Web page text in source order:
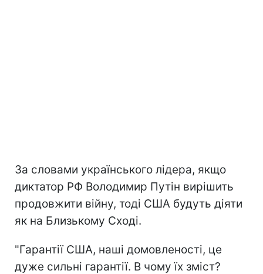
За словами українського лідера, якщо
диктатор РФ Володимир Путін вирішить
продовжити війну, тоді США будуть діяти
як на Близькому Сході.
"Гарантії США, наші домовленості, це
дуже сильні гарантії. В чому їх зміст?